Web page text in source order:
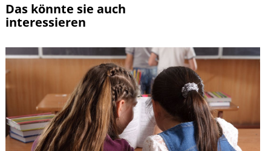
Das könnte sie auch
interessieren